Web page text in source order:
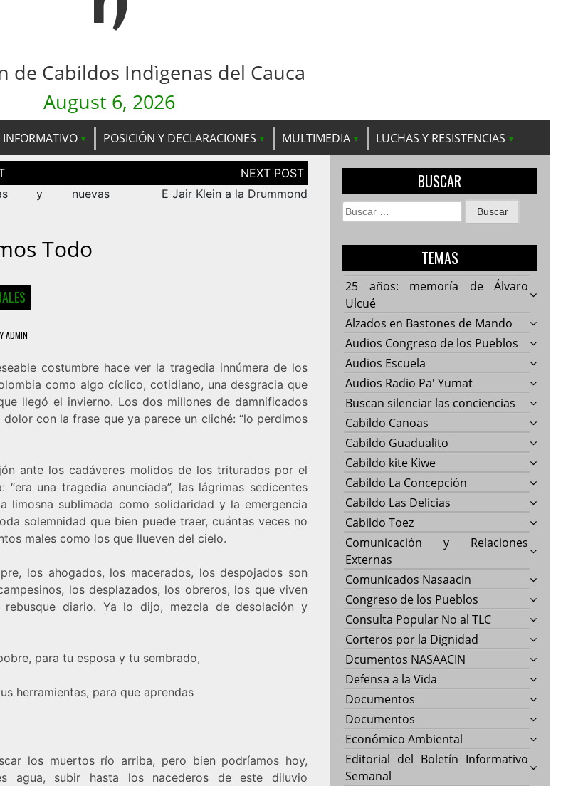
de Cabildos Indìgenas del Cauca
August 6, 2026
INFORMATIVO POSICIÓN Y DECLARACIONES MULTIMEDIA LUCHAS Y RESISTENCIAS
y nuevas
E Jair Klein a la Drummond
Todo
ADMIN
costumbre hace ver la tragedia innúmera de los
como algo cíclico, cotidiano, una desgracia que
llegó el invierno. Los dos millones de damnificados
dolor con la frase que ya parece un cliché: “lo perdimos
ante los cadáveres molidos de los triturados por el
una tragedia anunciada”, las lágrimas sedicentes
limosna sublimada como solidaridad y la emergencia
solemnidad que bien puede traer, cuántas veces no
males como los que llueven del cielo.
los ahogados, los macerados, los despojados son
los desplazados, los obreros, los que viven
diario. Ya lo dijo, mezcla de desolación y
para tu esposa y tu sembrado,
herramientas, para que aprendas
los muertos río arriba, pero bien podríamos hoy,
agua, subir hasta los nacederos de este diluvio
BUSCAR
Buscar:
TEMAS
25 años: memoría de Álvaro
Ulcué
Alzados en Bastones de Mando
Audios Congreso de los Pueblos
Audios Escuela
Audios Radio Pa' Yumat
Buscan silenciar las conciencias
Cabildo Canoas
Cabildo Guadualito
Cabildo kite Kiwe
Cabildo La Concepción
Cabildo Las Delicias
Cabildo Toez
Comunicación y Relaciones
Externas
Comunicados Nasaacin
Congreso de los Pueblos
Consulta Popular No al TLC
Corteros por la Dignidad
Dcumentos NASAACIN
Defensa a la Vida
Documentos
Documentos
Económico Ambiental
Editorial del Boletín Informativo
Semanal